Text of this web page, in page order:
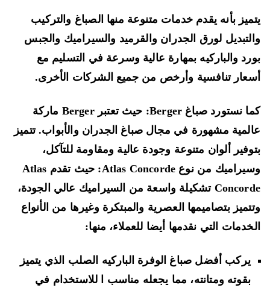
بأنه يقدم خدمات متنوعة منها الصباغ والتركيب
لورق الجدران والقرميد والسيراميك والجبس
والباركيه بمهارة عالية وسرعة في التسليم مع
تنافسية وأرخص من جميع الشركات الأخرى.
كما نستورد صباغ Berger: حيث تعتبر Berger ماركة
مشهورة في مجال صباغ الجدران والأبواب. تتميز
ألوان متنوعة وجودة عالية ومقاومة للتآكل،
وسيراميك من نوع Atlas Concorde: حيث تقدم Atlas
Concorde تشكيلة واسعة من السيراميك عالي الجودة،
بتصاميمها العصرية والمبتكرة وغيرها من الأنواع
التي نقدمها أيضا للعملاء، منها:
يركب أفضل صباغ الوفرة الباركيه الصلب الذي يتميز
بقوته ومتانته، مما يجعله مناسب ا للاستخدام في